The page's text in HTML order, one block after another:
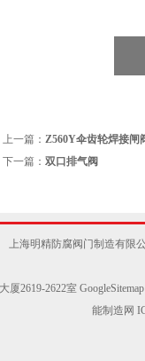
上一篇： Z560Y伞齿轮焊接闸
下一篇： 双口排气阀
上海明精防腐阀门制造有限
厦2619-2622室 GoogleSitemap
能制造网